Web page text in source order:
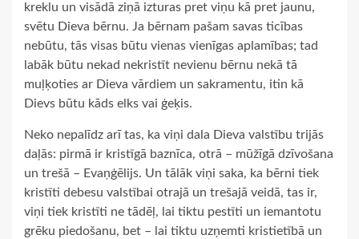
kreklu un visādā ziņā izturas pret viņu kā pret jaunu,
svētu Dieva bērnu. Ja bērnam pašam savas ticības
nebūtu, tās visas būtu vienas vienīgas aplamības; tad
labāk būtu nekad nekristīt nevienu bērnu nekā tā
muļķoties ar Dieva vārdiem un sakramentu, itin kā
Dievs būtu kāds elks vai ģeķis.
Neko nepalīdz arī tas, ka viņi dala Dieva valstību trijās
daļās: pirmā ir kristīgā baznīca, otrā – mūžīgā dzīvošana
un trešā – Evaņģēlijs. Un tālāk viņi saka, ka bērni tiek
kristīti debesu valstībai otrajā un trešajā veidā, tas ir,
viņi tiek kristīti ne tādēļ, lai tiktu pestīti un iemantotu
grēku piedošanu, bet – lai tiktu uzņemti kristietībā un